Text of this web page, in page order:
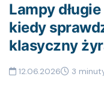
Lampy
kiedy
klasyczny
12.06.2026 3